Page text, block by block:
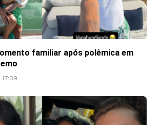
familiar após polêmica em